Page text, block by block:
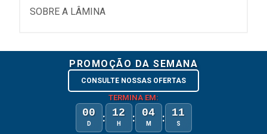
SOBRE A LÂMINA
PROMOÇÃO DA SEMANA
CONSULTE NOSSAS OFERTAS
TERMINA EM:
00
D : 12
H : 04
M : 11
S